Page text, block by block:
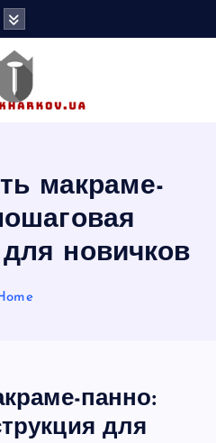
макраме-
новичков
панно:
для